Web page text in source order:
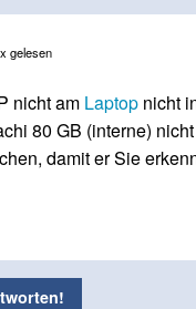
gelesen
nicht am Laptop nicht
80 GB (interne)
damit er Sie